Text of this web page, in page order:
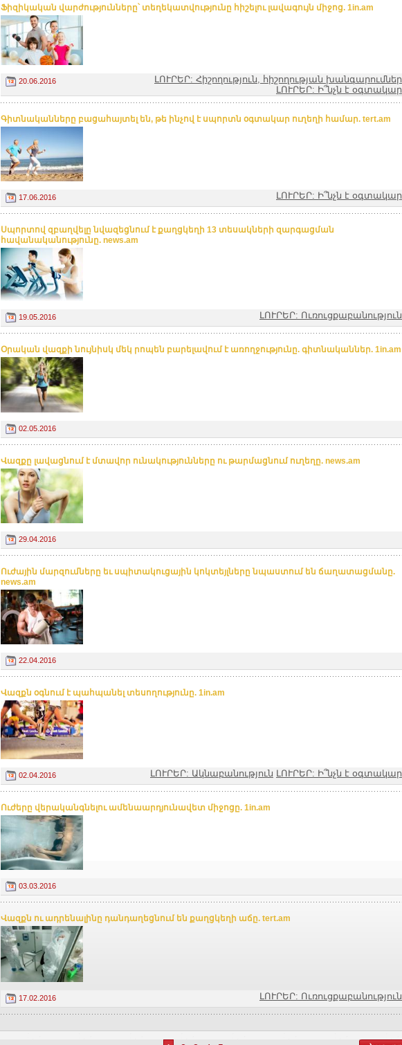
Ֆիզիկական վարժությունները՝ տեղեկատվությունը հիշելու լավագույն միջոց. 1in.am
20.06.2016
ԼՈՒՐԵՐ: Հիշողություն, հիշողության խանգարումներ
ԼՈՒՐԵՐ: Ի՞նչն է օգտակար
Գիտնականները բացահայտել են, թե ինչով է սպորտն օգտակար ուղեղի համար. tert.am
17.06.2016 ԼՈՒՐԵՐ: Ի՞նչն է օգտակար
Սպորտով զբաղվելը նվազեցնում է քաղցկեղի 13 տեսակների զարգացման
հավանականությունը. news.am
19.05.2016 ԼՈՒՐԵՐ: Ուռուցքաբանություն
Օրական վազքի նույնիսկ մեկ րոպեն բարելավում է առողջությունը. գիտնականներ. 1in.am
02.05.2016
Վազքը լավացնում է մտավոր ունակությունները ու թարմացնում ուղեղը. news.am
29.04.2016
Ուժային մարզումները եւ սպիտակուցային կոկտեյլները նպաստում են ճաղատացմանը.
news.am
22.04.2016
Վազքն օգնում է պահպանել տեսողությունը. 1in.am
02.04.2016 ԼՈՒՐԵՐ: Ակնաբանություն ԼՈՒՐԵՐ: Ի՞նչն է օգտակար
Ուժերը վերականգնելու ամենաարդյունավետ միջոցը. 1in.am
03.03.2016
Վազքն ու ադրենալինը դանդաղեցնում են քաղցկեղի աճը. tert.am
17.02.2016 ԼՈՒՐԵՐ: Ուռուցքաբանություն